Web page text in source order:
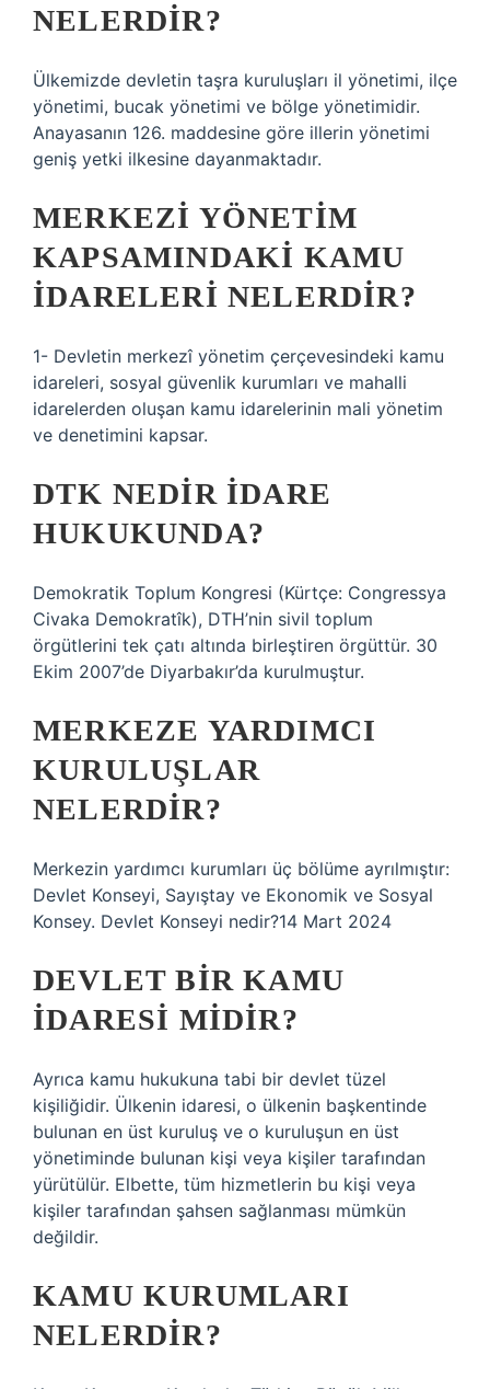
NELERDIR?
Ülkemizde devletin taşra kuruluşları il yönetimi, ilçe
yönetimi, bucak yönetimi ve bölge yönetimidir.
Anayasanın 126. maddesine göre illerin yönetimi
geniş yetki ilkesine dayanmaktadır.
MERKEZI YÖNETIM
KAPSAMINDAKI KAMU
IDARELERI NELERDIR?
1- Devletin merkezî yönetim çerçevesindeki kamu
idareleri, sosyal güvenlik kurumları ve mahalli
idarelerden oluşan kamu idarelerinin mali yönetim
ve denetimini kapsar.
DTK NEDIR IDARE
HUKUKUNDA?
Demokratik Toplum Kongresi (Kürtçe: Congressya
Civaka Demokratîk), DTH’nin sivil toplum
örgütlerini tek çatı altında birleştiren örgüttür. 30
Ekim 2007’de Diyarbakır’da kurulmuştur.
MERKEZE YARDIMCI
KURULUŞLAR
NELERDIR?
Merkezin yardımcı kurumları üç bölüme ayrılmıştır:
Devlet Konseyi, Sayıştay ve Ekonomik ve Sosyal
Konsey. Devlet Konseyi nedir?14 Mart 2024
DEVLET BIR KAMU
IDARESI MIDIR?
Ayrıca kamu hukukuna tabi bir devlet tüzel
kişiliğidir. Ülkenin idaresi, o ülkenin başkentinde
bulunan en üst kuruluş ve o kuruluşun en üst
yönetiminde bulunan kişi veya kişiler tarafından
yürütülür. Elbette, tüm hizmetlerin bu kişi veya
kişiler tarafından şahsen sağlanması mümkün
değildir.
KAMU KURUMLARI
NELERDIR?